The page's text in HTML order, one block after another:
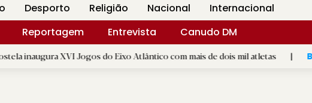
Desporto Religião Nacional
Internacional
Reportagem Entrevista
Canudo DM
XVI Jogos do Eixo Atlântico com mais de dois mil atletas | B.Câmara